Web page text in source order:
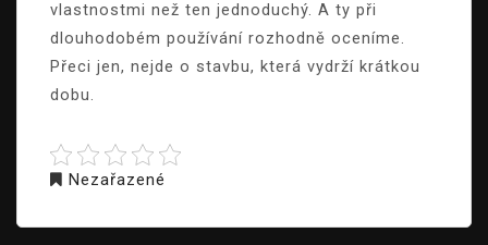
vlastnostmi než ten jednoduchý. A ty při
dlouhodobém používání rozhodně oceníme.
Přeci jen, nejde o stavbu, která vydrží krátkou
dobu.
Nezařazené